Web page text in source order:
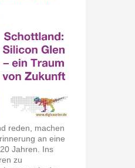
reden, machen
an eine
Jahren. Ins
zu